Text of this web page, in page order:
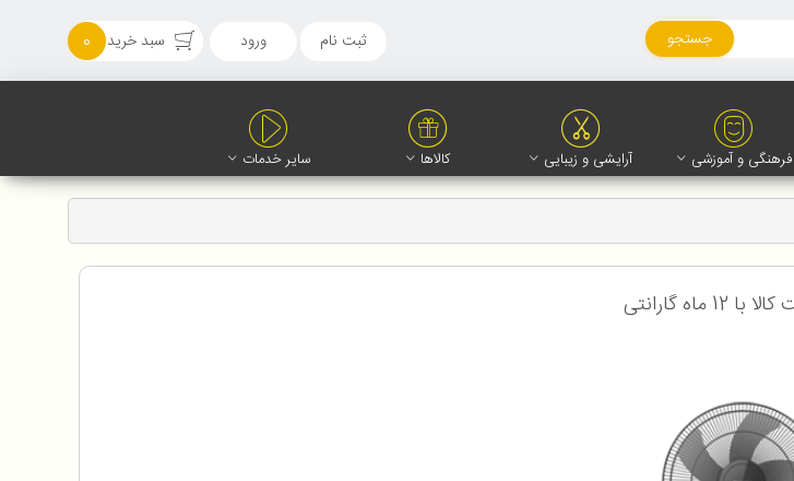
جستجو ثبت نام ورود سبد خرید 0
فرهنگی و آموزشی آرایشی و زیبایی کالاها سایر خدمات